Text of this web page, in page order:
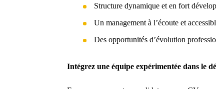
Structure dynamique et en fort
Un management à l’écoute et
Des opportunités d’évolution
Intégrez une équipe expérimentée dans le